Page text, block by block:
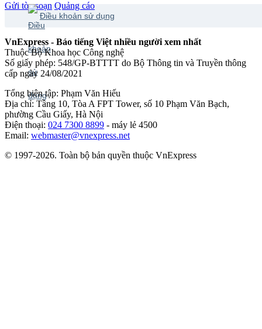
Gửi tòa soạn Quảng cáo
Điều khoản sử dụng
VnExpress - Báo tiếng Việt nhiều người xem nhất
Thuộc Bộ Khoa học Công nghệ
Số giấy phép: 548/GP-BTTTT do Bộ Thông tin và Truyền thông
cấp ngày 24/08/2021
Tổng biên tập: Phạm Văn Hiếu
Địa chỉ: Tầng 10, Tòa A FPT Tower, số 10 Phạm Văn Bạch,
phường Cầu Giấy, Hà Nội
Điện thoại: 024 7300 8899 - máy lẻ 4500
Email: webmaster@vnexpress.net
© 1997-2026. Toàn bộ bản quyền thuộc VnExpress